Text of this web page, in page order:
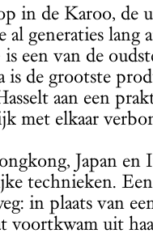
in de Karoo,
al generaties
een van de
is de grootste
aan een
met elkaar
Japan en
technieken.
in plaats van
uit